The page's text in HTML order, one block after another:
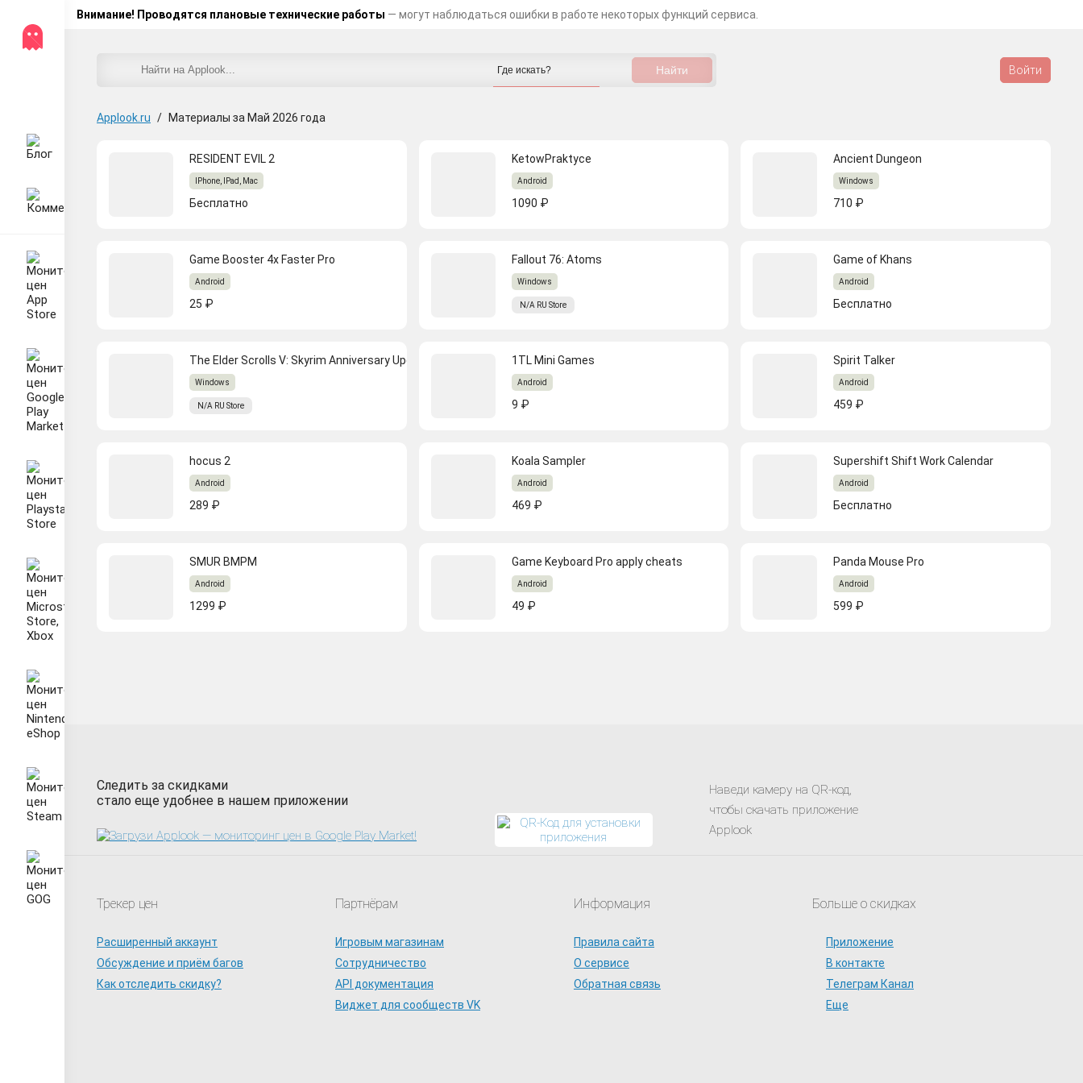
Внимание! Проводятся плановые технические работы — могут наблюдаться ошибки в работе некоторых функций сервиса.
Войти
Applook.ru / Материалы за Май 2026 года
RESIDENT EVIL 2
IPhone, IPad, Mac
Бесплатно
KetowPraktyce
Android
1090 ₽
Ancient Dungeon
Windows
710 ₽
Game Booster 4x Faster Pro
Android
25 ₽
Fallout 76: Atoms
Windows
N/A RU Store
Game of Khans
Android
Бесплатно
The Elder Scrolls V: Skyrim Anniversary Upgrade
Windows
N/A RU Store
1TL Mini Games
Android
9 ₽
Spirit Talker
Android
459 ₽
hocus 2
Android
289 ₽
Koala Sampler
Android
469 ₽
Supershift Shift Work Calendar
Android
Бесплатно
SMUR BMPM
Android
1299 ₽
Game Keyboard Pro apply cheats
Android
49 ₽
Panda Mouse Pro
Android
599 ₽
Следить за скидками
стало еще удобнее в нашем приложении
Наведи камеру на QR-код,
чтобы скачать приложение
Applook
Трекер цен
Расширенный аккаунт
Обсуждение и приём багов
Как отследить скидку?
Партнёрам
Игровым магазинам
Сотрудничество
API документация
Виджет для сообществ VK
Информация
Правила сайта
О сервисе
Обратная связь
Больше о скидках
Приложение
В контакте
Телеграм Канал
Еще